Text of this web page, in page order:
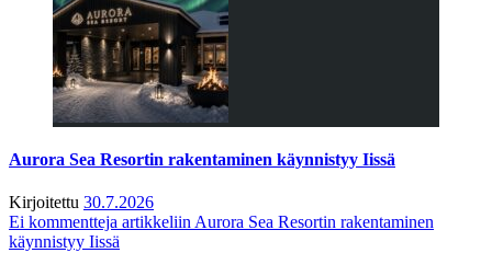
Aurora Sea Resortin rakentaminen käynnistyy Iissä
Kirjoitettu 30.7.2026
Ei kommentteja artikkeliin Aurora Sea Resortin rakentaminen
käynnistyy Iissä